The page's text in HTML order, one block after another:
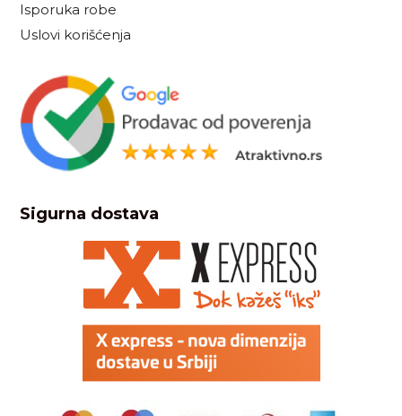
Isporuka robe
Uslovi korišćenja
Sigurna dostava